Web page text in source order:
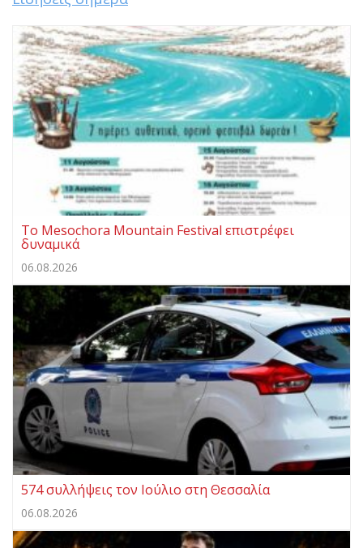
Το Mesochora Mountain Festival επιστρέφει
δυναμικά
06.08.2026
574 συλλήψεις τον Ιούλιο στη Θεσσαλία
06.08.2026